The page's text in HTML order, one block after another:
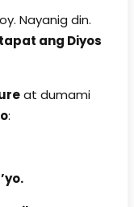
Nayanig din.
ang Diyos
at dumami
: